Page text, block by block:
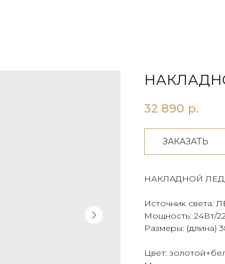
32 890 р.
ЗАКАЗАТЬ
НАКЛАДНОЙ
Источник света:
Мощность: 24Вт/
Размеры: (длина)
Цвет: